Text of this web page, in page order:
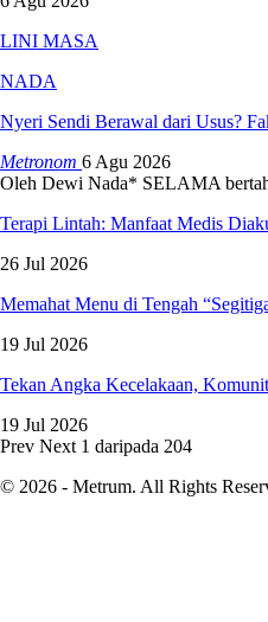
LINI MASA
NADA
Nyeri Sendi Berawal dari Usus?
Metronom 6 Agu 2026
Oleh Dewi Nada* SELAMA
Terapi Lintah: Manfaat Medis
26 Jul 2026
Memahat Menu di Tengah
19 Jul 2026
Tekan Angka Kecelakaan,
19 Jul 2026
Prev Next 1 daripada 204
© 2026 - Metrum. All Rights